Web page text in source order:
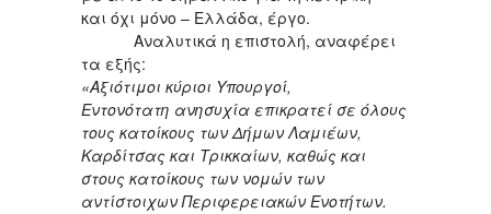
και όχι μόνο – Ελλάδα, έργο.
Αναλυτικά η επιστολή, αναφέρει
τα εξής:
«Αξιότιμοι κύριοι Υπουργοί,
Εντονότατη ανησυχία επικρατεί σε όλους
τους κατοίκους των Δήμων Λαμιέων,
Καρδίτσας και Τρικκαίων, καθώς και
στους κατοίκους των νομών των
αντίστοιχων Περιφερειακών Ενοτήτων.